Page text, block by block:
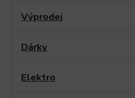
Výprodej
Dárky
Elektro